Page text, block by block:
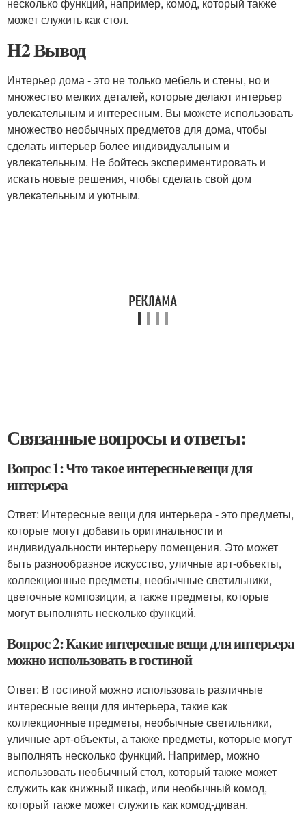
может служить как стол.
H2 Вывод
Интерьер дома - это не только мебель и стены, но и
множество мелких деталей, которые делают интерьер
увлекательным и интересным. Вы можете использовать
множество необычных предметов для дома, чтобы
сделать интерьер более индивидуальным и
увлекательным. Не бойтесь экспериментировать и
искать новые решения, чтобы сделать свой дом
увлекательным и уютным.
Связанные вопросы и ответы:
Вопрос 1: Что такое интересные вещи для
интерьера
Ответ: Интересные вещи для интерьера - это предметы,
которые могут добавить оригинальности и
индивидуальности интерьеру помещения. Это может
быть разнообразное искусство, уличные арт-объекты,
коллекционные предметы, необычные светильники,
цветочные композиции, а также предметы, которые
могут выполнять несколько функций.
Вопрос 2: Какие интересные вещи для интерьера
можно использовать в гостиной
Ответ: В гостиной можно использовать различные
интересные вещи для интерьера, такие как
коллекционные предметы, необычные светильники,
уличные арт-объекты, а также предметы, которые могут
выполнять несколько функций. Например, можно
использовать необычный стол, который также может
служить как книжный шкаф, или необычный комод,
который также может служить как комод-диван.